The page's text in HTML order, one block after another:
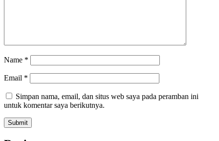
Name *
Email *
Simpan nama, email, dan situs web saya pada peramban ini
untuk komentar saya berikutnya.